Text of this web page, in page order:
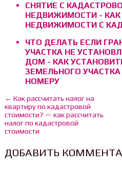
СНЯТИЕ С
НЕДВИЖИМОСТИ - КАК
НЕДВИЖИМОСТИ С
ЧТО ДЕЛАТЬ ЕСЛИ
УЧАСТКА НЕ
ДОМ - КАК
ЗЕМЕЛЬНОГО
НОМЕРУ
← Как рассчитать налог на
квартиру по кадастровой
стоимости? — как рассчитать
налог по кадастровой
стоимости
ДОБАВИТЬ